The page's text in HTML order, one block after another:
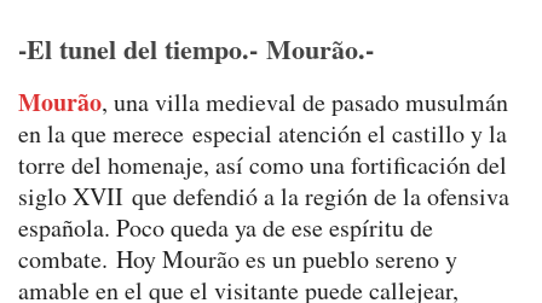
-El tunel del tiempo.- Mourão.-
Mourão, una villa medieval de pasado musulmán
en la que merece especial atención el castillo y la
torre del homenaje, así como una fortificación del
siglo XVII que defendió a la región de la ofensiva
española. Poco queda ya de ese espíritu de
combate. Hoy Mourão es un pueblo sereno y
amable en el que el visitante puede callejear,